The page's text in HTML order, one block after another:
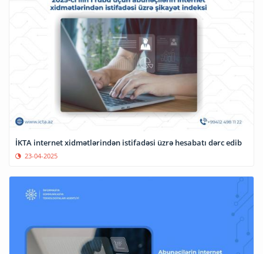
İKTA internet xidmətlərindən istifadəsi üzrə hesabatı dərc edib
23-04-2025